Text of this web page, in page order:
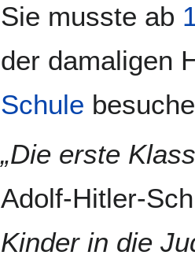
Sie musste ab
der damaligen
Schule
„Die erste
Adolf-Hitler-
Kinder in die